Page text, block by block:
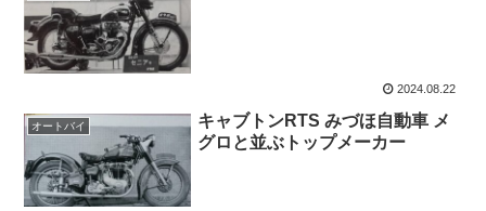
2024.08.22
オートバイ
キャブトンRTS みづほ自動車 メ
グロと並ぶトップメーカー